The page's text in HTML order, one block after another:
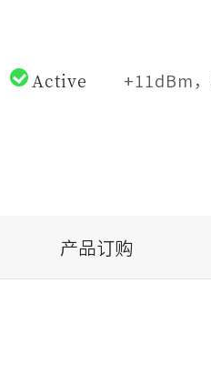
13.56MHz非
Active +11dBm
产品订购